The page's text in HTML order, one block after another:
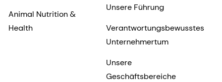
Animal Nutrition &
Health
Unsere Führung
Verantwortungsbewusstes
Unternehmertum
Unsere
Geschäftsbereiche